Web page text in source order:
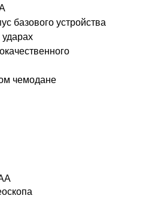
базового устройства
чемодане